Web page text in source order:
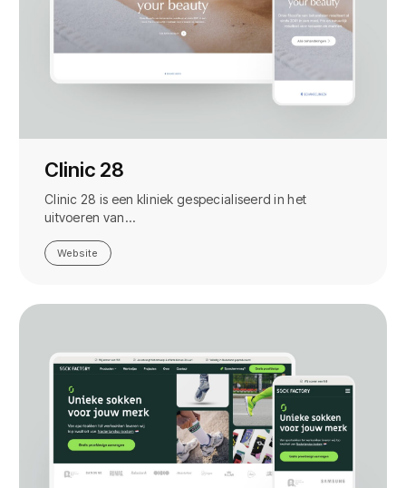
Clinic 28
Clinic 28 is een kliniek gespecialiseerd in het
uitvoeren van…
Website